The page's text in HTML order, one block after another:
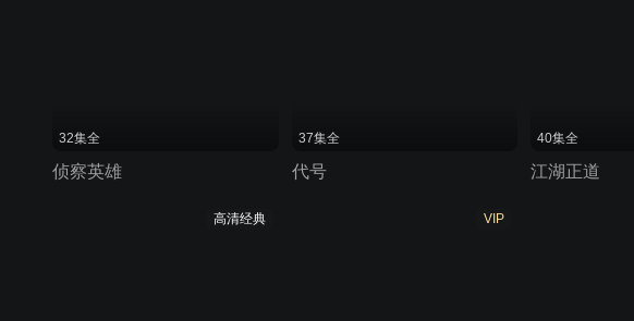
32集全
侦察英雄
37集全
代号
40集全
江湖正道
高清经典 VIP